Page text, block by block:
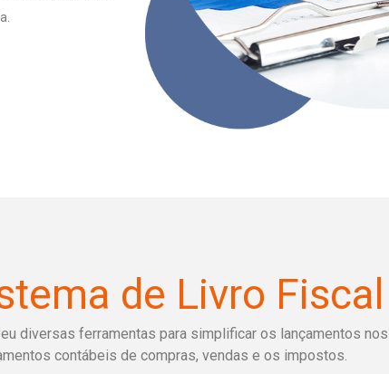
de Livro
diversas ferramentas para simplificar os lançamentos
contábeis de compras, vendas e os impostos.